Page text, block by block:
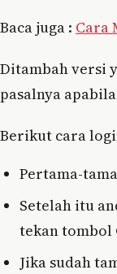
Baca juga : Cara
Ditambah versi
pasalnya
Berikut cara
Pertama-
Setelah itu
tekan tombol
Jika sudah